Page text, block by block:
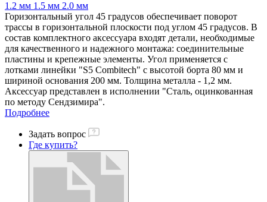
1.2 мм 1.5 мм 2.0 мм
Горизонтальный угол 45 градусов обеспечивает поворот
трассы в горизонтальной плоскости под углом 45 градусов. В
состав комплектного аксессуара входят детали, необходимые
для качественного и надежного монтажа: соединительные
пластины и крепежные элементы. Угол применяется с
лотками линейки "S5 Combitech" с высотой борта 80 мм и
шириной основания 200 мм. Толщина металла - 1,2 мм.
Аксессуар представлен в исполнении "Сталь, оцинкованная
по методу Сендзимира".
Подробнее
Задать вопрос
Где купить?